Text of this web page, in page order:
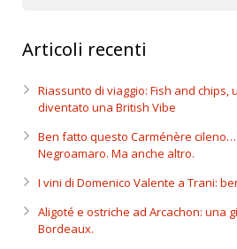
Articoli recenti
Riassunto di viaggio: Fish and chips,
diventato una British Vibe
Ben fatto questo Carménère
Negroamaro. Ma anche altro.
I vini di Domenico Valente a Trani:
Aligoté e ostriche ad Arcachon: una
Bordeaux.